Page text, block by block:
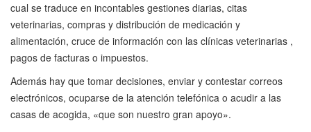
cual se traduce en incontables gestiones diarias, citas
veterinarias, compras y distribución de medicación y
alimentación, cruce de información con las clínicas veterinarias ,
pagos de facturas o impuestos.
Además hay que tomar decisiones, enviar y contestar correos
electrónicos, ocuparse de la atención telefónica o acudir a las
casas de acogida, «que son nuestro gran apoyo».